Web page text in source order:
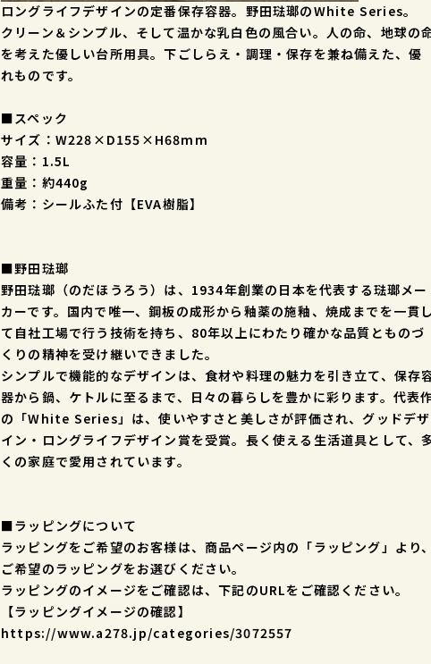
ロングライフデザインの定番保存容器。野田琺瑯のWhite Series。
クリーン＆シンプル、そして温かな乳白色の風合い。人の命、地球の
を考えた優しい台所用具。下ごしらえ・調理・保存を兼ね備えた、優
れものです。
■スペック
サイズ：W228×D155×H68mm
容量：1.5L
重量：約440g
備考：シールふた付【EVA樹脂】
■野田琺瑯
野田琺瑯（のだほうろう）は、1934年創業の日本を代表する琺瑯メー
カーです。国内で唯一、鋼板の成形から釉薬の施釉、焼成までを一貫し
て自社工場で行う技術を持ち、80年以上にわたり確かな品質とものづ
くりの精神を受け継いできました。
シンプルで機能的なデザインは、食材や料理の魅力を引き立て、保存
器から鍋、ケトルに至るまで、日々の暮らしを豊かに彩ります。代表作
の「White Series」は、使いやすさと美しさが評価され、グッドデザ
イン・ロングライフデザイン賞を受賞。長く使える生活道具として、
くの家庭で愛用されています。
■ラッピングについて
ラッピングをご希望のお客様は、商品ページ内の「ラッピング」より、
ご希望のラッピングをお選びください。
ラッピングのイメージをご確認は、下記のURLをご確認ください。
【ラッピングイメージの確認】
https://www.a278.jp/categories/3072557